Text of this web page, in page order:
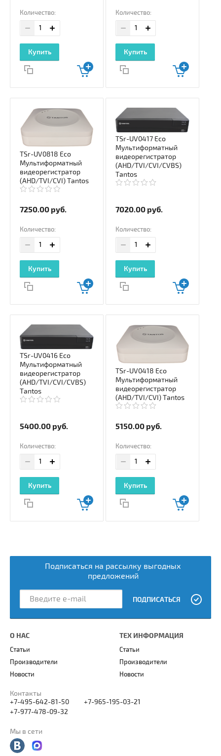
Количество:
Купить
Количество:
Купить
TSr-UV0818 Eco
Мультиформатный
видеорегистратор
(AHD/TVI/CVI) Tantos
7250.00 руб.
Количество:
Купить
TSr-UV0417 Eco
Мультиформатный
видеорегистратор
(AHD/TVI/CVI/CVBS)
Tantos
7020.00 руб.
Количество:
Купить
TSr-UV0416 Eco
Мультиформатный
видеорегистратор
(AHD/TVI/CVI/CVBS)
Tantos
5400.00 руб.
Количество:
Купить
TSr-UV0418 Eco
Мультиформатный
видеорегистратор
(AHD/TVI/CVI) Tantos
5150.00 руб.
Количество:
Купить
Подписаться на рассылку выгодных
предложений
ПОДПИСАТЬСЯ
О НАС
Статьи
Производители
Новости
ТЕХ ИНФОРМАЦИЯ
Статьи
Производители
Новости
Контакты
+7-495-642-81-50
+7-965-195-03-21
+7-977-478-09-32
Мы в сети